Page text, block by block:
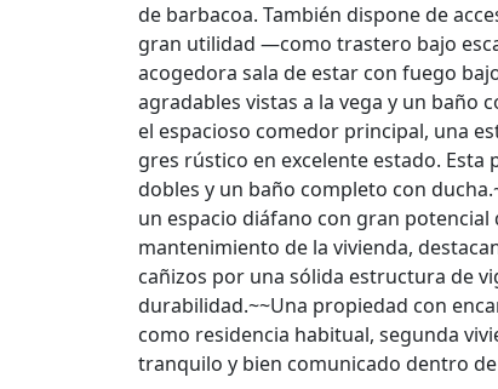
de barbacoa. También dispone de
gran utilidad —como trastero bajo
acogedora sala de estar con fuego
agradables vistas a la vega y un baño
el espacioso comedor principal, una
gres rústico en excelente estado.
dobles y un baño completo con
un espacio diáfano con gran potencial
mantenimiento de la vivienda,
cañizos por una sólida estructura de
durabilidad.~~Una propiedad con
como residencia habitual, segunda
tranquilo y bien comunicado dentro